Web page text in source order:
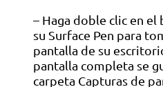
– Haga doble clic en
su Surface Pen para
pantalla de su
pantalla completa se
carpeta Capturas de